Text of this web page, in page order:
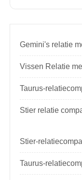
Gemini's relatie
Vissen Relatie
Taurus-
Stier relatie
Stier-
Taurus-